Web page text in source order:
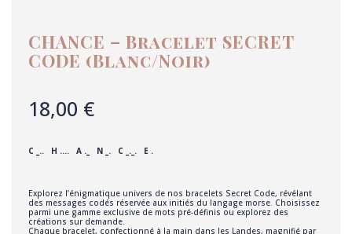
CHANCE – Bracelet SECRET
CODE (Blanc/Noir)
18,00 €
C _.. H …. A ._ N _. C _._. E .
Explorez l’énigmatique univers de nos bracelets Secret Code, révélant
des messages codés réservée aux initiés du langage morse. Choisissez
parmi une gamme exclusive de mots pré-définis ou explorez des
créations sur demande.
Chaque bracelet, confectionné à la main dans les Landes, magnifié par